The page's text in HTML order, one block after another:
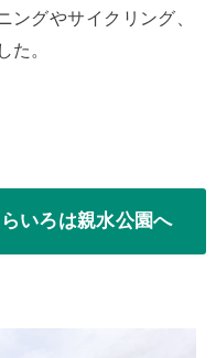
ングやサイクリング、
た。
いろは親水公園へ